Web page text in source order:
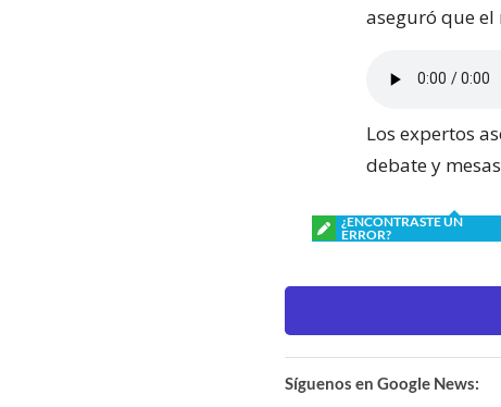
aseguró que el
Los expertos
debate y
¿ENCONTRASTE UN
ERROR?
Síguenos en Google News: